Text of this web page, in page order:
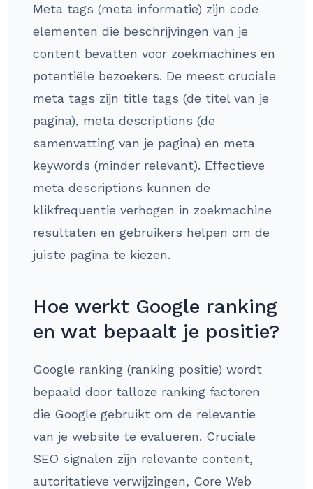
Meta tags (meta informatie) zijn code
elementen die beschrijvingen van je
content bevatten voor zoekmachines en
potentiële bezoekers. De meest cruciale
meta tags zijn title tags (de titel van je
pagina), meta descriptions (de
samenvatting van je pagina) en meta
keywords (minder relevant). Effectieve
meta descriptions kunnen de
klikfrequentie verhogen in zoekmachine
resultaten en gebruikers helpen om de
juiste pagina te kiezen.
Hoe werkt Google ranking
en wat bepaalt je positie?
Google ranking (ranking positie) wordt
bepaald door talloze ranking factoren
die Google gebruikt om de relevantie
van je website te evalueren. Cruciale
SEO signalen zijn relevante content,
autoritatieve verwijzingen, Core Web